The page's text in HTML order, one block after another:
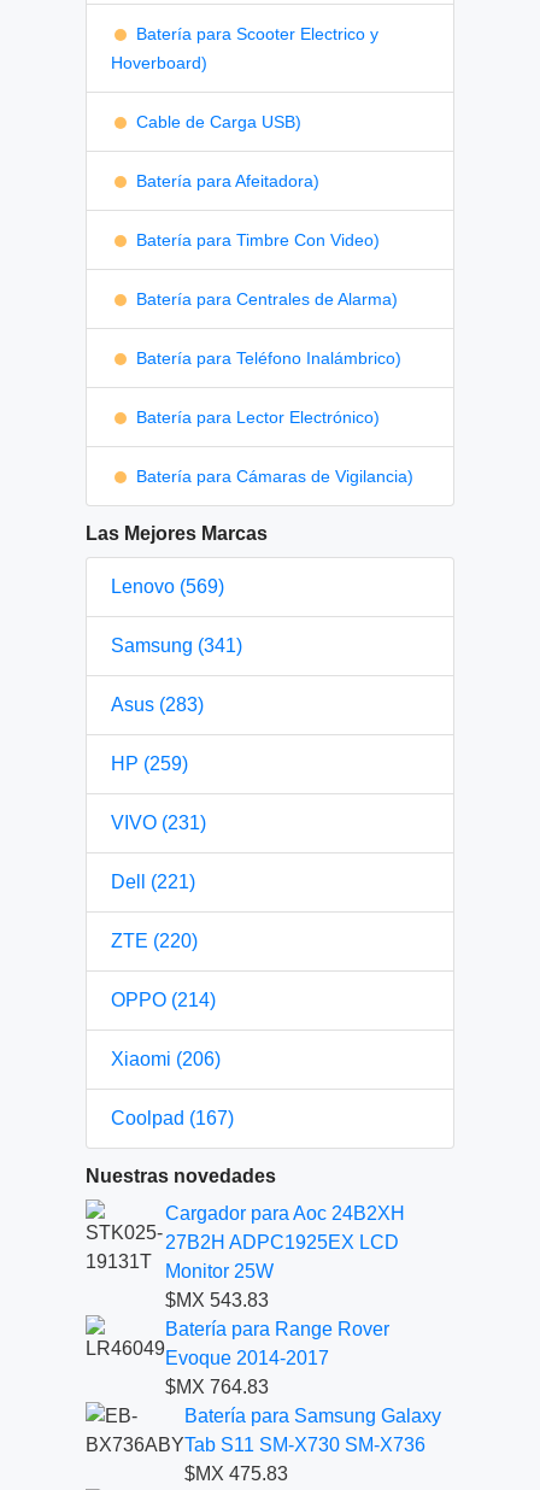
Batería para Scooter Electrico y
Hoverboard)
Cable de Carga USB)
Batería para Afeitadora)
Batería para Timbre Con Video)
Batería para Centrales de Alarma)
Batería para Teléfono Inalámbrico)
Batería para Lector Electrónico)
Batería para Cámaras de Vigilancia)
Las Mejores Marcas
Lenovo (569)
Samsung (341)
Asus (283)
HP (259)
VIVO (231)
Dell (221)
ZTE (220)
OPPO (214)
Xiaomi (206)
Coolpad (167)
Nuestras novedades
Cargador para Aoc 24B2XH
27B2H ADPC1925EX LCD
Monitor 25W
$MX 543.83
Batería para Range Rover
Evoque 2014-2017
$MX 764.83
Batería para Samsung Galaxy
Tab S11 SM-X730 SM-X736
$MX 475.83